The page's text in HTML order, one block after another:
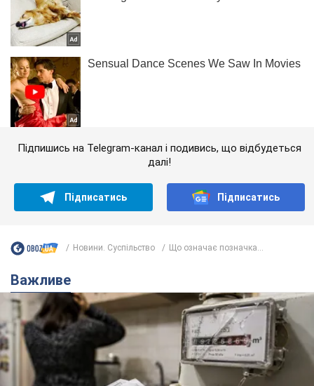
Підпишись на Telegram-канал і подивись, що відбудеться
далі!
Підписатись Підписатись
Новини. Суспільство Що означає позначка...
Важливе